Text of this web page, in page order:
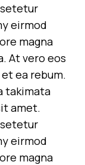
eirmod
magna
At vero eos
ea rebum.
takimata
amet.
eirmod
magna